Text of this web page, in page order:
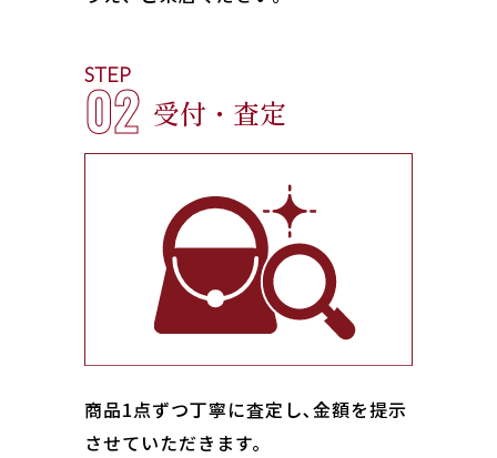
STEP
02 受付・査定
商品1点ずつ丁寧に査定し､金額を提示
させていただきます。